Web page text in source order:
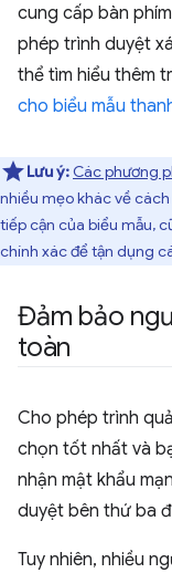
cung cấp bàn
phép trình duyệt
thể tìm hiểu thêm
cho biểu mẫu
Lưu ý: Các phương
nhiều mẹo khác về
tiếp cận của biểu mẫu,
chính xác để tận dụng
Đảm bảo
toàn
Cho phép trình
chọn tốt nhất và
nhận mật khẩu
duyệt bên thứ ba
Tuy nhiên, nhiều